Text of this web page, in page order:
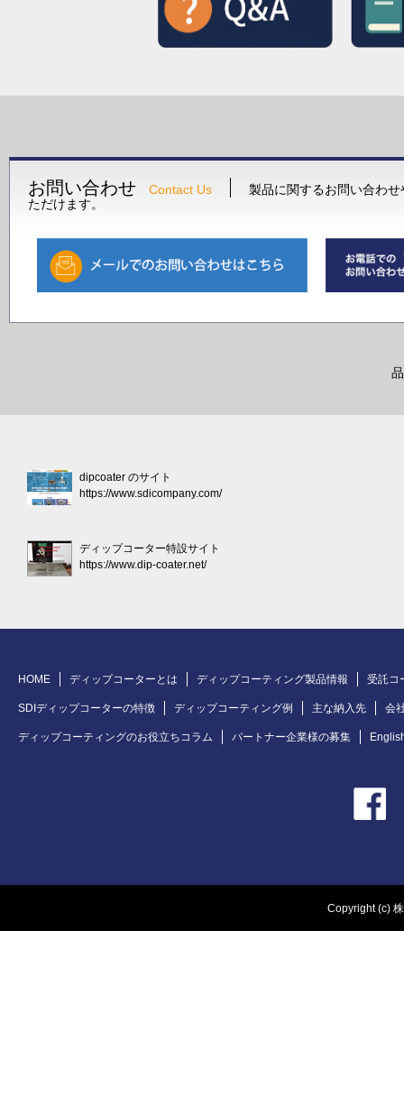
お問い合わせ Contact Us
製品に関するお問い合わ
ただけます。
dipcoater のサイト
https://www.sdicompany.com/
ディップコーター特設サイト
https://www.dip-coater.net/
HOME ディップコーターとは ディップコーティング製品情報 受託コ
SDIディップコーターの特徴 ディップコーティング例 主な納入先 会
ディップコーティングのお役立ちコラム パートナー企業様の募集
Copyright (c)